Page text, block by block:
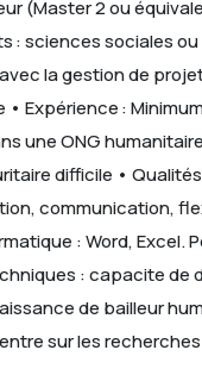
(Master 2 ou
: sciences sociales ou
la gestion de
• Expérience :
une ONG
difficile •
communication,
: Word, Excel.
: capacite de
de bailleur
sur les